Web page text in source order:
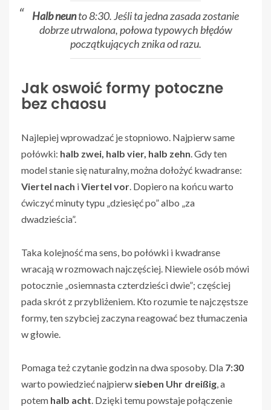
Halb neunto 8:30. Jeśli ta jedna zasada zostanie
dobrze utrwalona, połowa typowych błędów
początkujących znika od razu.
Jak oswoić formy potoczne
bez chaosu
Najlepiej wprowadzać je stopniowo. Najpierw same
połówki: halb zwei, halb vier, halb zehn. Gdy ten
model stanie się naturalny, można dołożyć kwadranse:
Viertel nach iViertel vor. Dopiero na końcu warto
ćwiczyć minuty typu „dziesięć po” albo „za
dwadzieścia”.
Taka kolejność ma sens, bo połówki i kwadranse
wracają w rozmowach najczęściej. Niewiele osób mówi
potocznie „osiemnasta czterdzieści dwie”; częściej
pada skrót z przybliżeniem. Kto rozumie te najczęstsze
formy, ten szybciej zaczyna reagować bez tłumaczenia
w głowie.
Pomaga też czytanie godzin na dwa sposoby. Dla 7:30
warto powiedzieć najpierw sieben Uhr dreißig, a
potem halb acht. Dzięki temu powstaje połączenie